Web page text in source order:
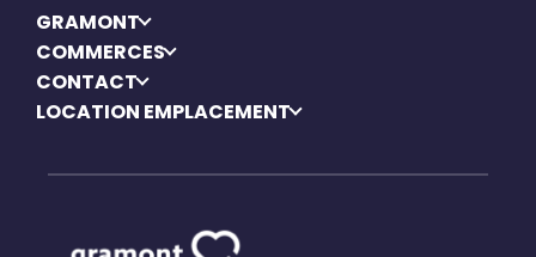
GRAMONT
COMMERCES
CONTACT
LOCATION EMPLACEMENT